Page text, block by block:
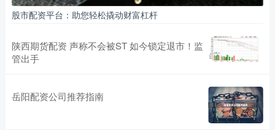
股市配资平台：助您轻松撬动财富杠杆
陕西期货配资 声称不会被ST 如今锁定退市！监
管出手
岳阳配资公司推荐指南